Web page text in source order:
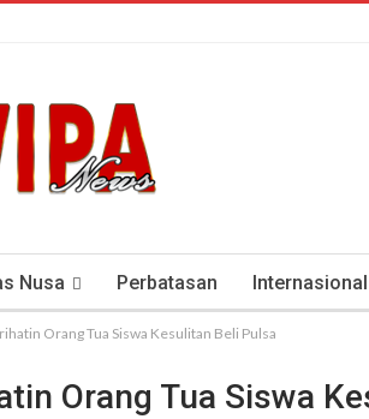
Nusa Perbatasan Internasional
Kesehatan Antisipasi COVID-19
Orang Tua Siswa Kesulitan Beli Pulsa
Orang Tua Siswa